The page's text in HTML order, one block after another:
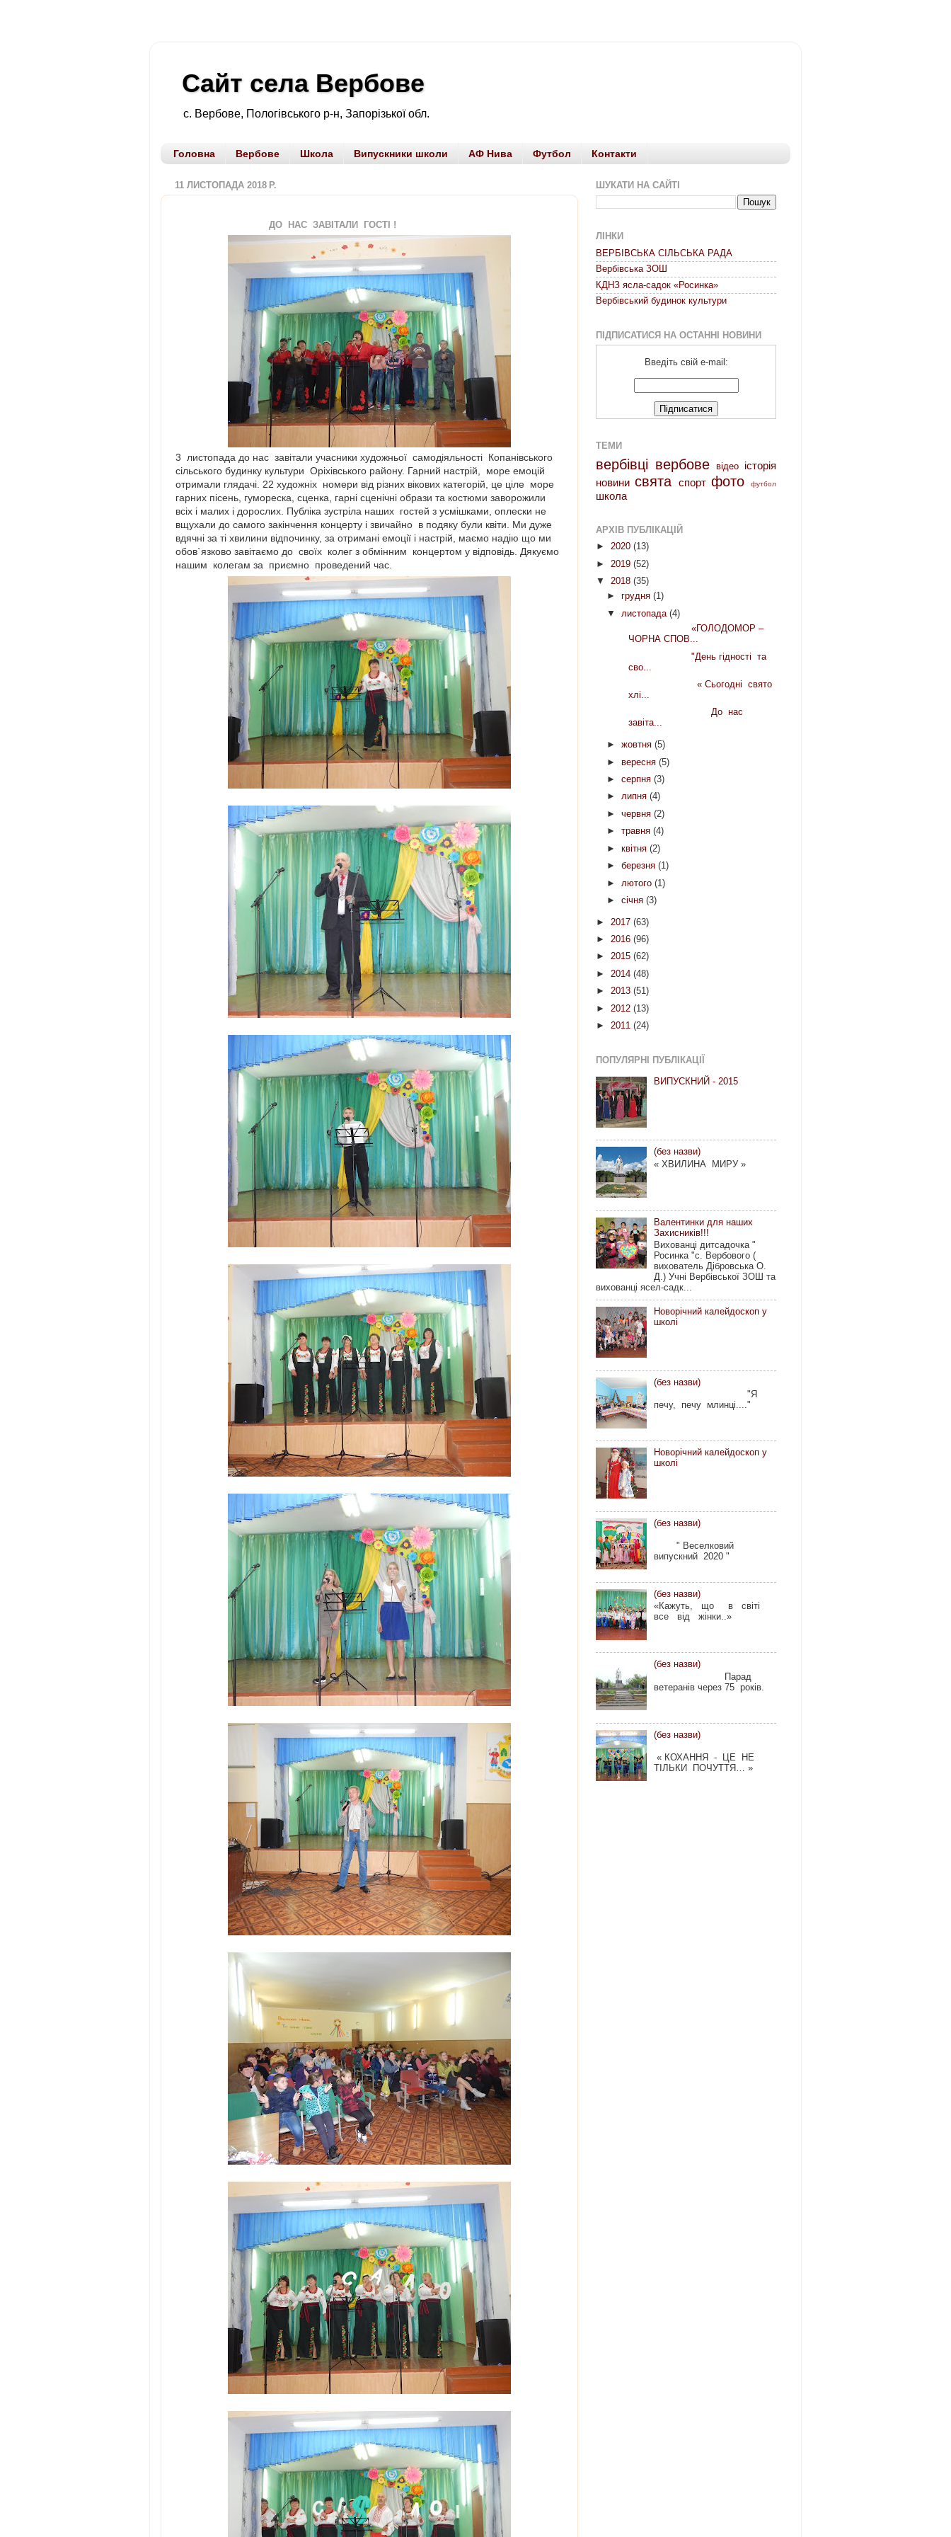
Сайт села Вербове
с. Вербове, Пологівського р-н, Запорізької обл.
Головна Вербове Школа Випускники школи АФ Нива Футбол Контакти
11 ЛИСТОПАДА 2018 Р.
ДО НАС ЗАВІТАЛИ ГОСТІ !
3 листопада до нас завітали учасники художньої самодіяльності Копанівського
сільського будинку культури Оріхівського району. Гарний настрій, море емоцій
отримали глядачі. 22 художніх номери від різних вікових категорій, це ціле море
гарних пісень, гумореска, сценка, гарні сценічні образи та костюми заворожили
всіх і малих і дорослих. Публіка зустріла наших гостей з усмішками, оплески не
вщухали до самого закінчення концерту і звичайно в подяку були квіти. Ми дуже
вдячні за ті хвилини відпочинку, за отримані емоції і настрій, маємо надію що ми
обов`язково завітаємо до своїх колег з обмінним концертом у відповідь. Дякуємо
нашим колегам за приємно проведений час.
ШУКАТИ НА САЙТІ
ЛІНКИ
ВЕРБІВСЬКА СІЛЬСЬКА РАДА
Вербівська ЗОШ
КДНЗ ясла-садок «Росинка»
Вербівський будинок культури
ПІДПИСАТИСЯ НА ОСТАННІ НОВИНИ
Введіть свій e-mail:
ТЕМИ
вербівці вербове відео
історія
новини свята спорт фото футбол
школа
АРХІВ ПУБЛІКАЦІЙ
► 2020 (13)
► 2019 (52)
▼ 2018 (35)
►грудня(1)
▼листопада(4)
«ГОЛОДОМОР –
ЧОРНА СПОВ...
"День гідності та
сво...
« Сьогодні свято
хлі...
До нас
завіта...
►жовтня(5)
►вересня(5)
►серпня(3)
►липня(4)
►червня(2)
►травня(4)
►квітня(2)
►березня(1)
► лютого(1)
►січня(3)
► 2017 (63)
► 2016 (96)
► 2015 (62)
► 2014 (48)
► 2013 (51)
► 2012 (13)
► 2011 (24)
ПОПУЛЯРНІ ПУБЛІКАЦІЇ
ВИПУСКНИЙ - 2015
(без назви)
« ХВИЛИНА МИРУ »
Валентинки для наших
Захисників!!!
Вихованці дитсадочка "
Росинка "с. Вербового (
вихователь Дібровська О.
Д.) Учні Вербівської ЗОШ та
вихованці ясел-садк...
Новорічний калейдоскоп у
школі
(без назви)
"Я
печу, печу млинці...."
Новорічний калейдоскоп у
школі
(без назви)
" Веселковий
випускний 2020 "
(без назви)
«Кажуть, що в світі
все від жінки..»
(без назви)
Парад
ветеранів через 75 років.
(без назви)
« КОХАННЯ - ЦЕ НЕ
ТІЛЬКИ ПОЧУТТЯ… »